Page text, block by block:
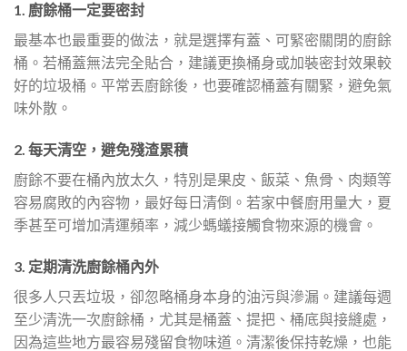
1. 廚餘桶一定要密封
最基本也最重要的做法，就是選擇有蓋、可緊密關閉的廚餘
桶。若桶蓋無法完全貼合，建議更換桶身或加裝密封效果較
好的垃圾桶。平常丟廚餘後，也要確認桶蓋有關緊，避免氣
味外散。
2. 每天清空，避免殘渣累積
廚餘不要在桶內放太久，特別是果皮、飯菜、魚骨、肉類等
容易腐敗的內容物，最好每日清倒。若家中餐廚用量大，夏
季甚至可增加清運頻率，減少螞蟻接觸食物來源的機會。
3. 定期清洗廚餘桶內外
很多人只丟垃圾，卻忽略桶身本身的油污與滲漏。建議每週
至少清洗一次廚餘桶，尤其是桶蓋、提把、桶底與接縫處，
因為這些地方最容易殘留食物味道。清潔後保持乾燥，也能